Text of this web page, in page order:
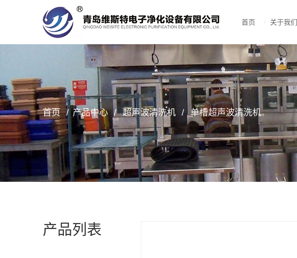
首页 关于我们
首页 产品中心 超声波清洗机 单槽超声波清洗机
产品列表